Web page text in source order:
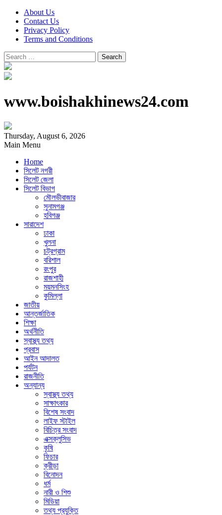
About Us
Contact Us
Privacy Policy
Terms and Conditions
Search
for:
www.boishakhinews24.com
Thursday, August 6, 2026
Main Menu
Home
সিলেট নগরী
সিলেট জেলা
সিলেট বিভাগ
মৌলভীবাজার
সুনামগঞ্জ
হবিগঞ্জ
সারাদেশ
ঢাকা
খুলনা
চট্রগ্রাম
বরিশাল
রংপুর
রাজশাহী
ময়মনসিংহ
কুমিল্লা
জাতীয়
আন্তর্জাতিক
শিক্ষা
অর্থনীতি
স্বাস্থ্য তথ্য
প্রবাস
আইন আদালত
পর্যটন
রাজনীতি
অন্যান্য
স্বাস্থ্য তথ্য
সাক্ষাৎকার
বিশেষ সংবাদ
লাইফ স্টাইল
বিচিত্র সংবাদ
এক্সক্লুসিভ
কৃষি
ফিচার
ক্রীড়া
বিনোদন
ধর্ম
নারী ও শিশু
মিডিয়া
তথ্য প্রযুক্তি